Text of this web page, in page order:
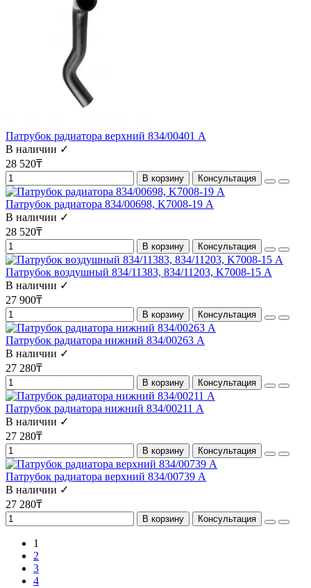
Патрубок радиатора верхний 834/00401 A
В наличии ✓
28 520₸
В корзину Консультация
Патрубок радиатора 834/00698, K7008-19 А
В наличии ✓
28 520₸
В корзину Консультация
Патрубок воздушный 834/11383, 834/11203, K7008-15 А
В наличии ✓
27 900₸
В корзину Консультация
Патрубок радиатора нижний 834/00263 А
В наличии ✓
27 280₸
В корзину Консультация
Патрубок радиатора нижний 834/00211 А
В наличии ✓
27 280₸
В корзину Консультация
Патрубок радиатора верхний 834/00739 A
В наличии ✓
27 280₸
В корзину Консультация
1
2
3
4